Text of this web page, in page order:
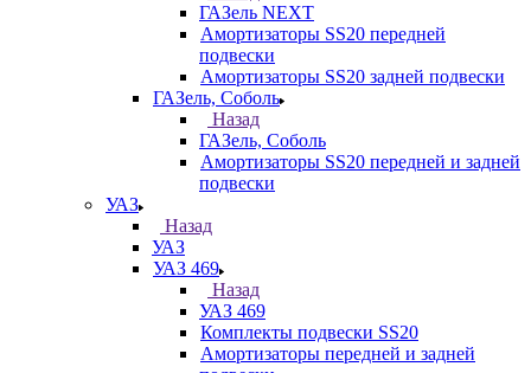
ГАЗель NEXT
Амортизаторы SS20 передней
подвески
Амортизаторы SS20 задней подвески
ГАЗель, Соболь
Назад
ГАЗель, Соболь
Амортизаторы SS20 передней и задней
подвески
УАЗ
Назад
УАЗ
УАЗ 469
Назад
УАЗ 469
Комплекты подвески SS20
Амортизаторы передней и задней